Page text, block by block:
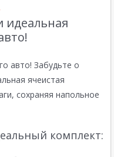
идеальная
авто! Забудьте о
ячеистая
сохраняя напольное
комплект: